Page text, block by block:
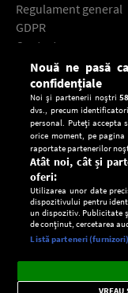
Regulament general
GDPR
Contact
Descarcă gratuit
Setări:
Dark
Mode
Radio live,
importante.
Nouă ne pasă
confidențiale
Noi și partenerii noștri
dvs., precum
personal. Puteți accepta
orice moment, pe
raportate partenerilor
Atât noi, cât și
oferi:
Utilizarea unor date
dispozitivului pentru
un dispozitiv. Publicitate
de conținut, cercetarea
Listă parteneri (furnizori)
VREAU